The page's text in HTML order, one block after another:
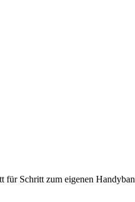
Schritt zum eigenen